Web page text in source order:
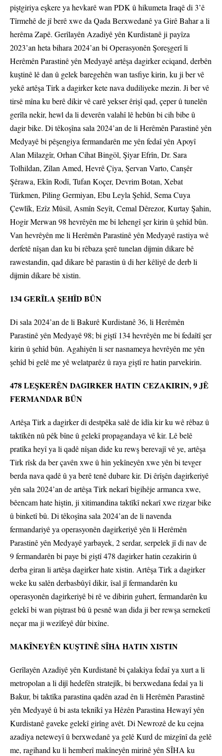
piştgiriya eşkere ya hevkarê wan PDK û hikumeta Iraqê di 3’ê
Tîrmehê de jî berê xwe da Qada Berxwedanê ya Girê Bahar a li
herêma Zapê. Gerîlayên Azadiyê yên Kurdistanê ji payîza
2023’an heta bihara 2024’an bi Operasyonên Şoreşgerî li
Herêmên Parastinê yên Medyayê artêşa dagirker eciqand, derbên
kuştinê lê dan û gelek baregehên wan tasfiye kirin, ku ji ber vê
yekê artêşa Tirk a dagirker kete nava dudiliyeke mezin. Ji ber vê
tirsê mîna ku berê dikir vê carê yekser êrişî qad, çeper û tunelên
gerîla nekir, hewl da li deverên valahî lê hebûn bi cih bibe û
dagir bike. Di têkoşîna sala 2024’an de li Herêmên Parastinê yên
Medyayê bi pêşengiya fermandarên me yên fedaî yên Apoyî
Alan Milazgîr, Orhan Cihat Bingöl, Şiyar Efrîn, Dr. Sara
Tolhildan, Zîlan Amed, Hevrê Çiya, Şervan Varto, Canşêr
Şêrawa, Ekîn Rodî, Tufan Koçer, Devrim Botan, Xebat
Türkmen, Piling Germiyan, Ebu Leyla Şehîd, Sema Cuya
Çewlîk, Ezîz Mûsil, Asmîn Seyît, Cemal Dêrezor, Kurtay Şahin,
Hogir Merwan 98 hevrêyên me bi lehengî şer kirin û şehîd bûn.
Van hevrêyên me li Herêmên Parastinê yên Medyayê rastiya wê
derfetê nîşan dan ku bi rêbaza şerê tunelan dijmin dikare bê
rawestandin, qad dikare bê parastin û di her kêliyê de derb li
dijmin dikare bê xistin.
134 GERÎLA ŞEHÎD BÛN
Di sala 2024’an de li Bakurê Kurdistanê 36, li Herêmên
Parastinê yên Medyayê 98; bi giştî 134 hevrêyên me bi fedaîtî şer
kirin û şehîd bûn. Agahiyên li ser nasnameya hevrêyên me yên
şehîd bi gelê me yê welatparêz û raya giştî re hatin parvekirin.
478 LEŞKERÊN DAGIRKER HATIN CEZAKIRIN, 9 JÊ
FERMANDAR BÛN
Artêşa Tirk a dagirker di destpêka salê de îdîa kir ku wê rêbaz û
taktîkên nû pêk bîne û gelekî propagandaya vê kir. Lê belê
pratîka heyî ya li qadê nîşan dide ku rewş berevajî vê ye, artêşa
Tirk rîsk da ber çavên xwe û hin yekîneyên xwe yên bi tevger
berda nava qadê û ya berê tenê dubare kir. Di êrîşên dagirkeriyê
yên sala 2024’an de artêşa Tirk nekarî bigihêje armanca xwe,
bêencam hate hiştin, ji xitimandina taktîkî nekarî xwe rizgar bike
û binketî bû. Di têkoşîna sala 2024’an de li navenda
fermandariyê ya operasyonên dagirkeriyê yên li Herêmên
Parastinê yên Medyayê yarbayek, 2 serdar, serpelek jî di nav de
9 fermandarên bi paye bi giştî 478 dagirker hatin cezakirin û
derba giran li artêşa dagirker hate xistin. Artêşa Tirk a dagirker
weke ku salên derbasbûyî dikir, îsal jî fermandarên ku
operasyonên dagirkeriyê bi rê ve dibirin guhert, fermandarên ku
gelekî bi wan piştrast bû û pesnê wan dida ji ber rewşa serneketî
neçar ma ji wezîfeyê dûr bixîne.
MAKÎNEYÊN KUŞTINÊ SÎHA HATIN XISTIN
Gerîlayên Azadiyê yên Kurdistanê bi çalakiya fedaî ya xurt a li
metropolan a li dijî hedefên stratejîk, bi berxwedana fedaî ya li
Bakur, bi taktîka parastina qadên azad ên li Herêmên Parastinê
yên Medyayê û bi asta teknîkî ya Hêzên Parastina Hewayî yên
Kurdistanê gaveke gelekî girîng avêt. Di Newrozê de ku cejna
azadiya neteweyî û berxwedanê ya gelê Kurd de mizgînî da gelê
me, ragihand ku li hemberî makîneyên mirinê yên SÎHA ku